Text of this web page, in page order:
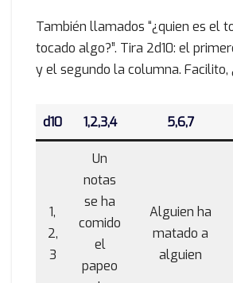
También llamados “¿quien es el
tocado algo?”. Tira 2d10: el
y el segundo la columna. Facilito,
d10 1,2,3,4 5,6,7
1,
2,
3
Un
notas
se ha
comido
el
papeo
Alguien ha
matado a
alguien